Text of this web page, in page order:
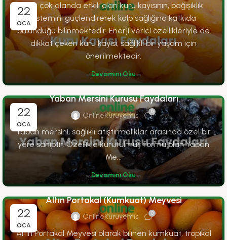
22
OCA
pek çok alanda etkili olan kuru kayısının, bağışıklık
sistemini güçlendirerek kalp sağlığına katkıda
bulunduğu bilinmektedir. Enerji verici özellikleriyle de
dikkat çeken kuru kayısı, sağlıklı bir yaşam için
önerilmektedir.
Devamını Oku
22
OCA
Yaban Mersini Kurusu Faydaları
OnlineKuruyemis 0
Yaban mersini, sağlıklı atıştırmalıklar arasında özel bir
yere sahiptir. Özellikle kurutulmuş formu olan Yaban
Me...
Devamını Oku
22
OCA
FAYDALAR
Altın Portakal (Kumkuat) Meyvesi
OnlineKuruyemis 0
Altın Portakal Meyvesi olarak bilinen kumkuat, tropikal